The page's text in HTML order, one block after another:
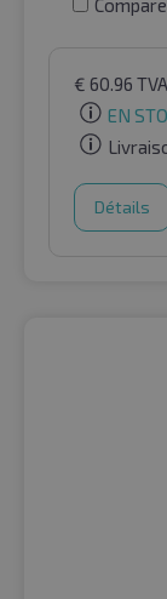
€ 60.96
EN
Détails